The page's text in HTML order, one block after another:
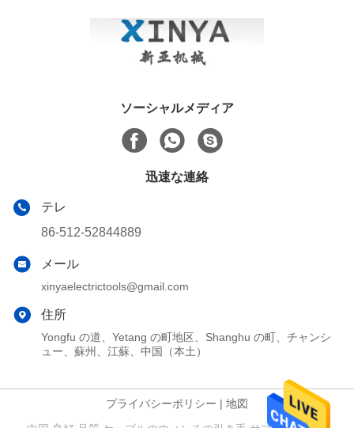
ソーシャルメディア
迅速な連絡
テレ
86-512-52844889
メール
xinyaelectrictools@gmail.com
住所
Yongfu の道、Yetang の町地区、Shanghu の町、チャンシ
ュー、蘇州、江蘇、中国（本土）
プライバシーポリシー | 地図